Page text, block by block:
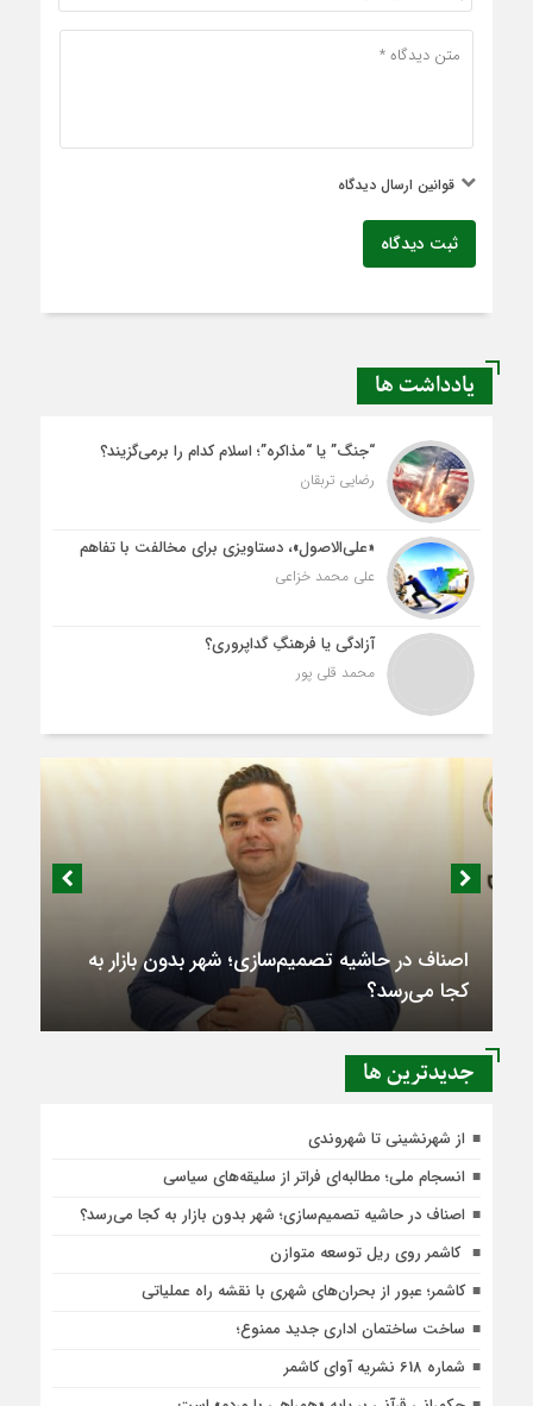
قوانین ارسال دیدگاه
ثبت دیدگاه
یادداشت ها
“جنگ” یا “مذاکره”؛ اسلام کدام را برمی‌گزیند؟
رضایی تربقان
«علی‌الاصول»، دستاویزی برای مخالفت با تفاهم
علی محمد خزاعی
آزادگی یا فرهنگِ گداپروری؟
محمد قلی پور
اصناف در حاشیه تصمیم‌سازی؛ شهر بدون بازار به
کجا می‌رسد؟
جديدترين ها
از شهرنشینی تا شهروندی
انسجام ملی؛ مطالبه‌ای فراتر از سلیقه‌های سیاسی
اصناف در حاشیه تصمیم‌سازی؛ شهر بدون بازار به کجا می‌رسد؟
کاشمر روی ریل توسعه متوازن
کاشمر؛ عبور از بحران‌های شهری با نقشه راه عملیاتی
ساخت ساختمان اداری جدید ممنوع؛
شماره 618 نشریه آوای کاشمر